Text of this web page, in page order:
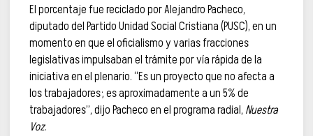
El porcentaje fue reciclado por Alejandro Pacheco,
diputado del Partido Unidad Social Cristiana (PUSC), en un
momento en que el oficialismo y varias fracciones
legislativas impulsaban el trámite por vía rápida de la
iniciativa en el plenario. “Es un proyecto que no afecta a
los trabajadores; es aproximadamente a un 5% de
trabajadores”, dijo Pacheco en el programa radial, Nuestra
Voz.